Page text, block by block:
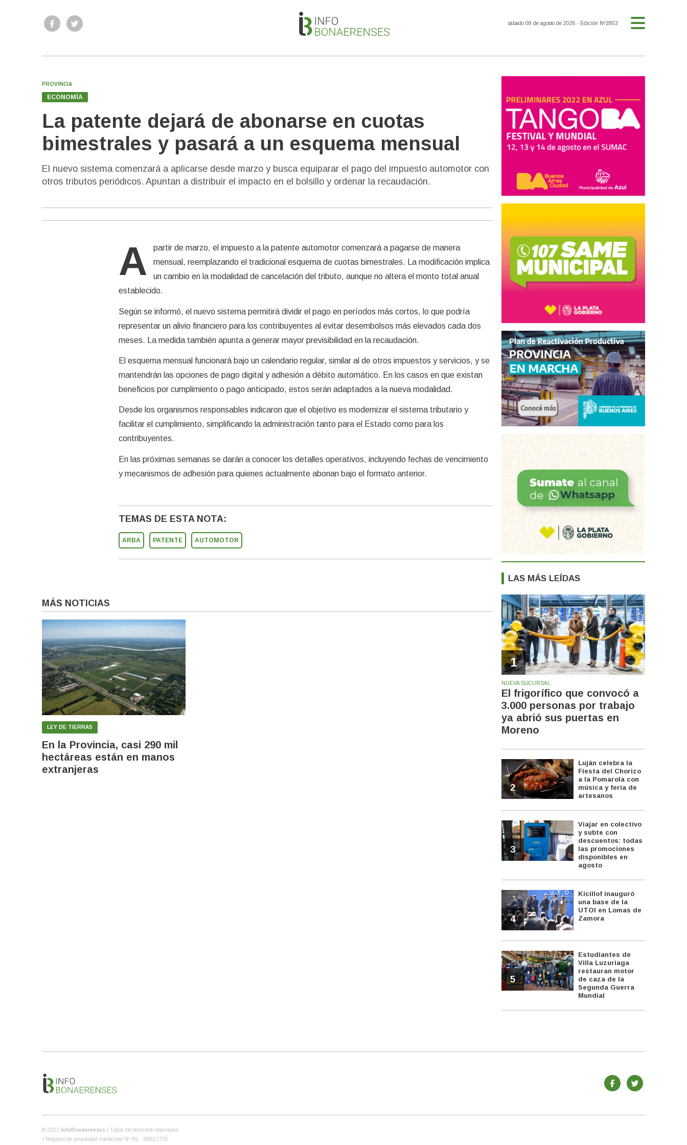
sábado 08 de agosto de 2026 - Edición Nº2803
PROVINCIA
ECONOMÍA
La patente dejará de abonarse en cuotas
bimestrales y pasará a un esquema mensual
El nuevo sistema comenzará a aplicarse desde marzo y busca equiparar el pago del impuesto automotor con
otros tributos periódicos. Apuntan a distribuir el impacto en el bolsillo y ordenar la recaudación.
A
partir de marzo, el impuesto a la patente automotor comenzará a pagarse de manera
mensual, reemplazando el tradicional esquema de cuotas bimestrales. La modificación implica
un cambio en la modalidad de cancelación del tributo, aunque no altera el monto total anual
establecido.
Según se informó, el nuevo sistema permitirá dividir el pago en períodos más cortos, lo que podría
representar un alivio financiero para los contribuyentes al evitar desembolsos más elevados cada dos
meses. La medida también apunta a generar mayor previsibilidad en la recaudación.
El esquema mensual funcionará bajo un calendario regular, similar al de otros impuestos y servicios, y se
mantendrán las opciones de pago digital y adhesión a débito automático. En los casos en que existan
beneficios por cumplimiento o pago anticipado, estos serán adaptados a la nueva modalidad.
Desde los organismos responsables indicaron que el objetivo es modernizar el sistema tributario y
facilitar el cumplimiento, simplificando la administración tanto para el Estado como para los
contribuyentes.
En las próximas semanas se darán a conocer los detalles operativos, incluyendo fechas de vencimiento
y mecanismos de adhesión para quienes actualmente abonan bajo el formato anterior.
TEMAS DE ESTA NOTA:
ARBA PATENTE AUTOMOTOR
MÁS NOTICIAS
LEY DE TIERRAS
En la Provincia, casi 290 mil
hectáreas están en manos
extranjeras
LAS MÁS LEÍDAS
1
NUEVA SUCURSAL
El frigorífico que convocó a
3.000 personas por trabajo
ya abrió sus puertas en
Moreno
2
Luján celebra la
Fiesta del Chorizo
a la Pomarola con
música y feria de
artesanos
3
Viajar en colectivo
y subte con
descuentos: todas
las promociones
disponibles en
agosto
4
Kicillof inauguró
una base de la
UTOI en Lomas de
Zamora
5
Estudiantes de
Villa Luzuriaga
restauran motor
de caza de la
Segunda Guerra
Mundial
© 2023 InfoBonaerenses
| Todos los derechos reservados
• Registro de propiedad intelectual Nº RL - 88812730